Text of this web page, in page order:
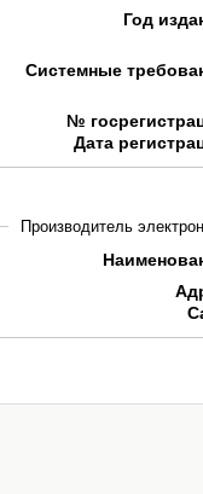
Год
Системные
№
Дата
Производитель